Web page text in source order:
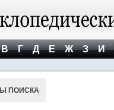
Г Д Е Ж З И
ПОИСКА